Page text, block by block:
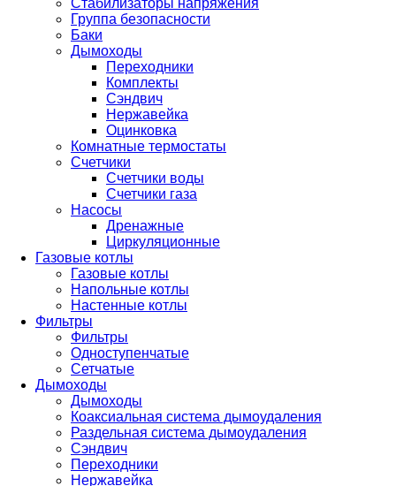
Стабилизаторы напряжения
Группа безопасности
Баки
Дымоходы
Переходники
Комплекты
Сэндвич
Нержавейка
Оцинковка
Комнатные термостаты
Счетчики
Счетчики воды
Счетчики газа
Насосы
Дренажные
Циркуляционные
Газовые котлы
Газовые котлы
Напольные котлы
Настенные котлы
Фильтры
Фильтры
Одноступенчатые
Сетчатые
Дымоходы
Дымоходы
Коаксиальная система дымоудаления
Раздельная система дымоудаления
Сэндвич
Переходники
Нержавейка